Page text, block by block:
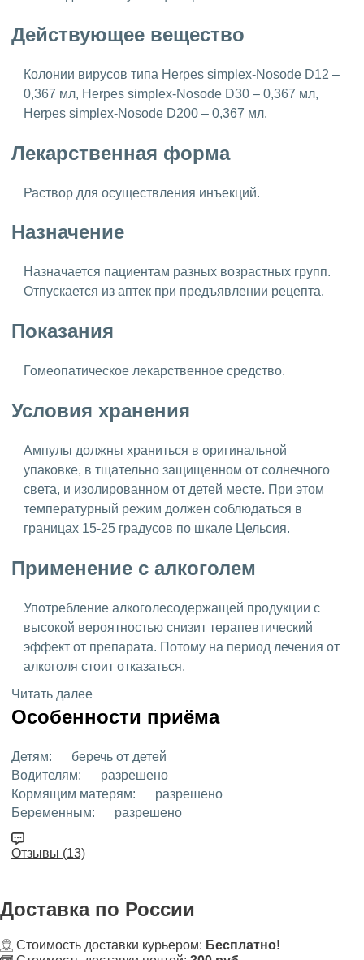
Действующее вещество
Колонии вирусов типа Herpes simplex-Nosode D12 –
0,367 мл, Herpes simplex-Nosode D30 – 0,367 мл,
Herpes simplex-Nosode D200 – 0,367 мл.
Лекарственная форма
Раствор для осуществления инъекций.
Назначение
Назначается пациентам разных возрастных групп.
Отпускается из аптек при предъявлении рецепта.
Показания
Гомеопатическое лекарственное средство.
Условия хранения
Ампулы должны храниться в оригинальной
упаковке, в тщательно защищенном от солнечного
света, и изолированном от детей месте. При этом
температурный режим должен соблюдаться в
границах 15-25 градусов по шкале Цельсия.
Применение с алкоголем
Употребление алкоголесодержащей продукции с
высокой вероятностью снизит терапевтический
эффект от препарата. Потому на период лечения от
алкоголя стоит отказаться.
Читать далее
Особенности приёма
Детям:
беречь от детей
Водителям:
разрешено
Кормящим матерям:
разрешено
Беременным:
разрешено
Отзывы (13)
Доставка по России
Стоимость доставки курьером: Бесплатно!